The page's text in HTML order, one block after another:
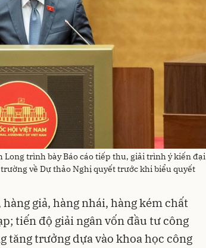
trình bày Báo cáo tiếp thu, giải trình ý kiến đại
về Dự thảo Nghị quyết trước khi biểu quyết
giả, hàng nhái, hàng kém chất
tiến độ giải ngân vốn đầu tư công
tăng trưởng dựa vào khoa học công